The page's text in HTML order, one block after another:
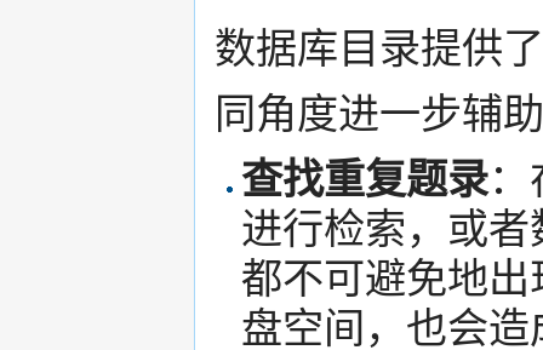
数据库目录提供
同角度进一步辅
查找重复题录：
进行检索，或
都不可避免地
盘空间，也会